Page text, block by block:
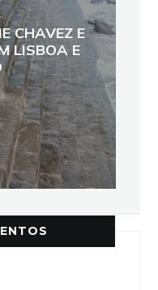
CHAVEZ E
LISBOA E